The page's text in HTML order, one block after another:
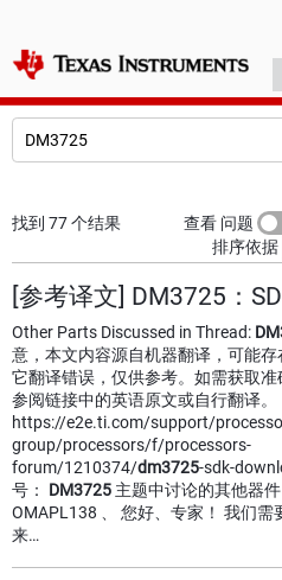
E2E™ 中文设计支持 >
找到 77 个结果 查看 问题
排序依据
[参考译文] DM3725：
Other Parts Discussed in Thread:
意，本文内容源自机器翻译，可能存
它翻译错误，仅供参考。如需获取准
参阅链接中的英语原文或自行翻译。
https://e2e.ti.com/support/
group/processors/f/processors-
forum/1210374/dm3725-sdk-
号： DM3725 主题中讨论的其他器件
OMAPL138 、 您好、专家！ 我们需
来…